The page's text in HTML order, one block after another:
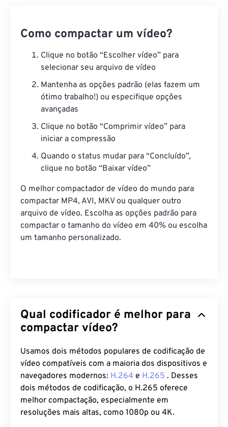
Como compactar um vídeo?
Clique no botão “Escolher vídeo” para
selecionar seu arquivo de vídeo
Mantenha as opções padrão (elas fazem um
ótimo trabalho!) ou especifique opções
avançadas
Clique no botão “Comprimir vídeo” para
iniciar a compressão
Quando o status mudar para “Concluído”,
clique no botão “Baixar vídeo”
O melhor compactador de vídeo do mundo para
compactar MP4, AVI, MKV ou qualquer outro
arquivo de vídeo. Escolha as opções padrão para
compactar o tamanho do vídeo em 40% ou escolha
um tamanho personalizado.
Qual codificador é melhor para
compactar vídeo?
Usamos dois métodos populares de codificação de
vídeo compatíveis com a maioria dos dispositivos e
navegadores modernos: H.264 e H.265 . Desses
dois métodos de codificação, o H.265 oferece
melhor compactação, especialmente em
resoluções mais altas, como 1080p ou 4K.